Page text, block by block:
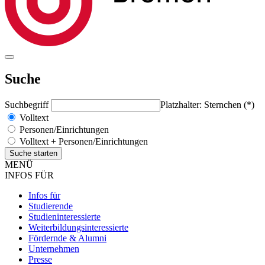
Suche
Suchbegriff
Platzhalter: Sternchen (*)
Volltext
Personen/Einrichtungen
Volltext + Personen/Einrichtungen
MENÜ
INFOS FÜR
Infos für
Studierende
Studieninteressierte
Weiterbildungsinteressierte
Fördernde & Alumni
Unternehmen
Presse